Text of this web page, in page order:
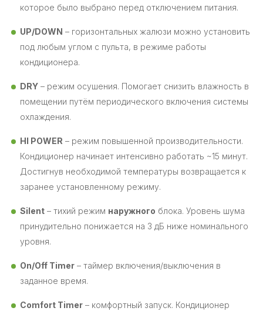
которое было выбрано перед отключением питания.
UP/DOWN – горизонтальных жалюзи можно установить
под любым углом с пульта, в режиме работы
кондиционера.
DRY – режим осушения. Помогает снизить влажность в
помещении путём периодического включения системы
охлаждения.
HI POWER – режим повышенной производительности.
Кондиционер начинает интенсивно работать ~15 минут.
Достигнув необходимой температуры возвращается к
заранее установленному режиму.
Silent – тихий режим наружного блока. Уровень шума
принудительно понижается на 3 дБ ниже номинального
уровня.
On/Off Timer – таймер включения/выключения в
заданное время.
Comfort Timer – комфортный запуск. Кондиционер